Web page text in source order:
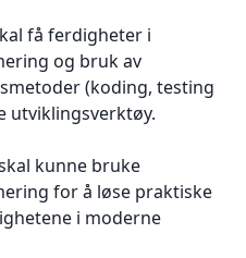
få ferdigheter i
og bruk av
(koding, testing
utviklingsverktøy.
kunne bruke
for å løse praktiske
i moderne